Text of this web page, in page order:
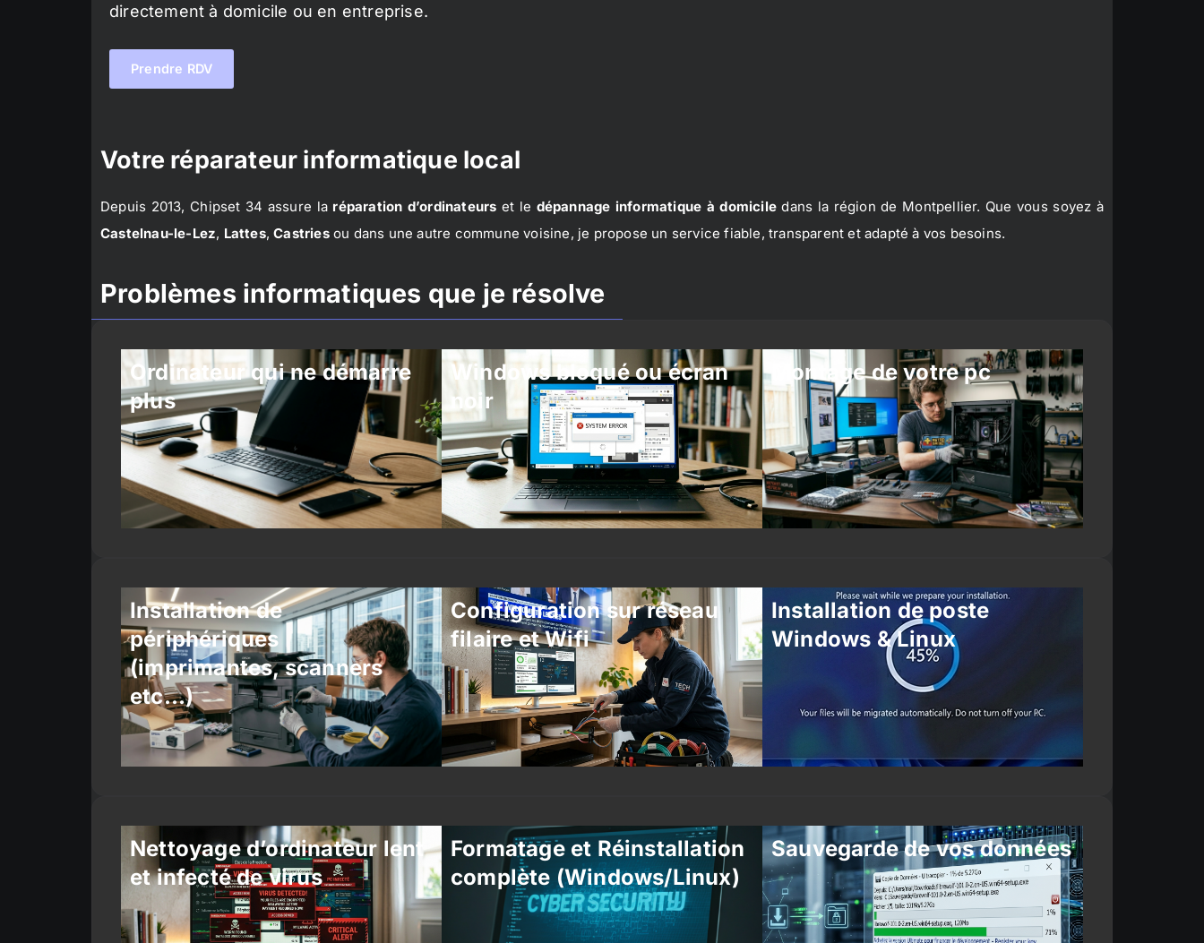
directement à domicile ou en entreprise.
Prendre RDV
Votre réparateur informatique local
Depuis 2013, Chipset 34 assure la réparation d’ordinateurs et le dépannage informatique à domicile dans la région de Montpellier. Que vous soyez à
Castelnau-le-Lez, Lattes,Castriesou dans une autre commune voisine, je propose un service fiable, transparent et adapté à vos besoins.
Problèmes informatiques que je résolve
Ordinateur qui ne démarre
plus
Windows bloqué ou écran
noir
Montage de votre pc
Installation de
périphériques
(imprimantes, scanners
etc…)
Configuration sur réseau
filaire et Wifi
Installation de poste
Windows & Linux
Nettoyage d’ordinateur lent
et infecté de virus
Formatage et Réinstallation
complète (Windows/Linux)
Sauvegarde de vos données